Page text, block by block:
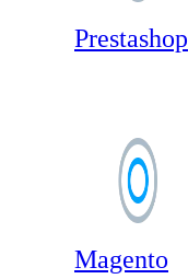
Prestashop
Magento